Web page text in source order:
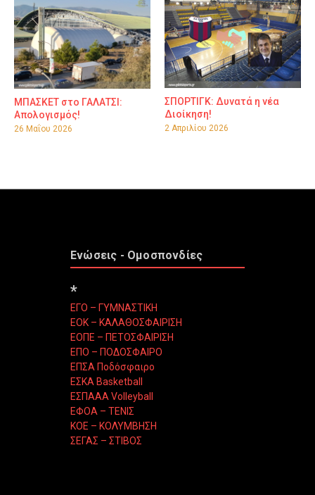
ΜΠΑΣΚΕΤ στο ΓΑΛΑΤΣΙ:
Απολογισμός!
26 Μαΐου 2026
ΣΠΟΡΤΙΓΚ: Δυνατά η νέα
Διοίκηση!
2 Απριλίου 2026
Ενώσεις - Ομοσπονδίες
*
ΕΓΟ – ΓΥΜΝΑΣΤΙΚΗ
ΕΟΚ – ΚΑΛΑΘΟΣΦΑΙΡΙΣΗ
ΕΟΠΕ – ΠΕΤΟΣΦΑΙΡΙΣΗ
ΕΠΟ – ΠΟΔΟΣΦΑΙΡΟ
ΕΠΣΑ Ποδόσφαιρο
ΕΣΚΑ Basketball
ΕΣΠΑΑΑ Volleyball
ΕΦΟΑ – ΤΕΝΙΣ
ΚΟΕ – ΚΟΛΥΜΒΗΣΗ
ΣΕΓΑΣ – ΣΤΙΒΟΣ